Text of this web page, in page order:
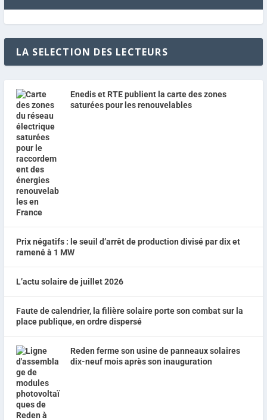
LA SELECTION DES LECTEURS
Enedis et RTE publient la carte des zones
saturées pour les renouvelables
Prix négatifs : le seuil d’arrêt de production divisé par dix et
ramené à 1 MW
L’actu solaire de juillet 2026
Faute de calendrier, la filière solaire porte son combat sur la
place publique, en ordre dispersé
Reden ferme son usine de panneaux solaires
dix-neuf mois après son inauguration